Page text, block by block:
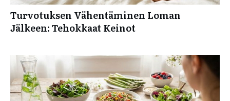
Turvotuksen Vähentäminen Loman
Jälkeen: Tehokkaat Keinot